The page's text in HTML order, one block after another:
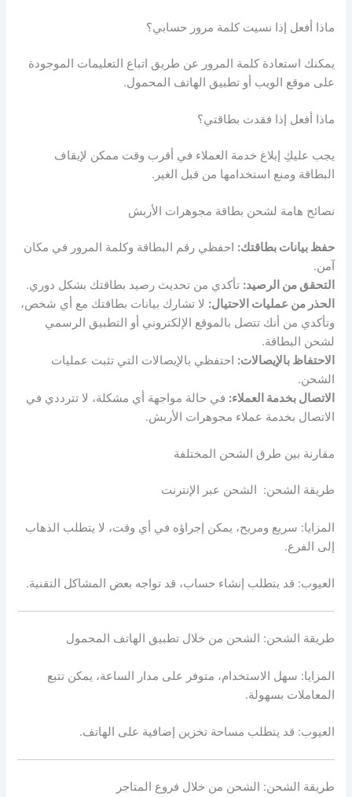
ماذا أفعل إذا نسيت كلمة مرور حسابي؟
يمكنك استعادة كلمة المرور عن طريق اتباع التعليمات الموجودة
على موقع الويب أو تطبيق الهاتف المحمول.
ماذا أفعل إذا فقدت بطاقتي؟
يجب عليكِ إبلاغ خدمة العملاء في أقرب وقت ممكن لإيقاف
البطاقة ومنع استخدامها من قبل الغير.
نصائح هامة لشحن بطاقة مجوهرات الأربش
حفظ بيانات بطاقتك: احفظي رقم البطاقة وكلمة المرور في مكان
آمن.
التحقق من الرصيد: تأكدي من تحديث رصيد بطاقتك بشكل دوري.
الحذر من عمليات الاحتيال: لا تشارك بيانات بطاقتك مع أي شخص،
وتأكدي من أنك تتصل بالموقع الإلكتروني أو التطبيق الرسمي
لشحن البطاقة.
الاحتفاظ بالإيصالات: احتفظي بالإيصالات التي تثبت عمليات
الشحن.
الاتصال بخدمة العملاء: في حالة مواجهة أي مشكلة، لا تترددي في
الاتصال بخدمة عملاء مجوهرات الأربش.
مقارنة بين طرق الشحن المختلفة
طريقة الشحن: الشحن عبر الإنترنت
المزايا: سريع ومريح، يمكن إجراؤه في أي وقت، لا يتطلب الذهاب
إلى الفرع.
العيوب: قد يتطلب إنشاء حساب، قد تواجه بعض المشاكل التقنية.
طريقة الشحن: الشحن من خلال تطبيق الهاتف المحمول
المزايا: سهل الاستخدام، متوفر على مدار الساعة، يمكن تتبع
المعاملات بسهولة.
العيوب: قد يتطلب مساحة تخزين إضافية على الهاتف.
طريقة الشحن: الشحن من خلال فروع المتاجر